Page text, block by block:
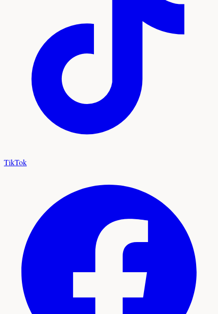
TikTok